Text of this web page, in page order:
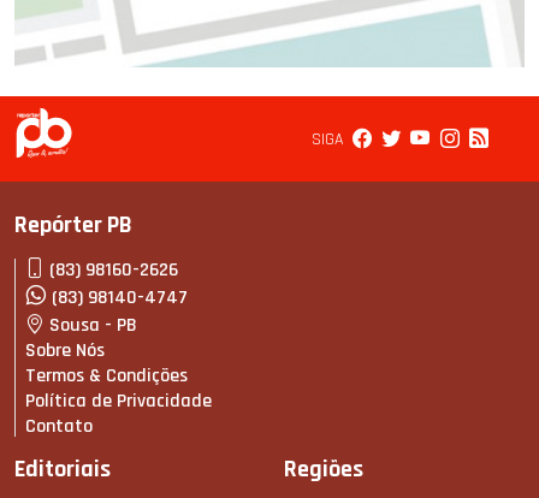
SIGA
Repórter PB
(83) 98160-2626
(83) 98140-4747
Sousa - PB
Sobre Nós
Termos & Condições
Política de Privacidade
Contato
Editoriais Regiões